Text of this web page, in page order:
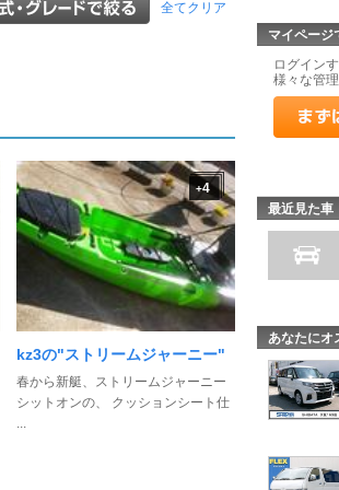
全てクリア
+4
kz3の"ストリームジャーニー"
春から新艇、ストリームジャーニー
シットオンの、 クッションシート仕
...
マイページ
ログイン
様々な管
最近見た車
あなたにオ